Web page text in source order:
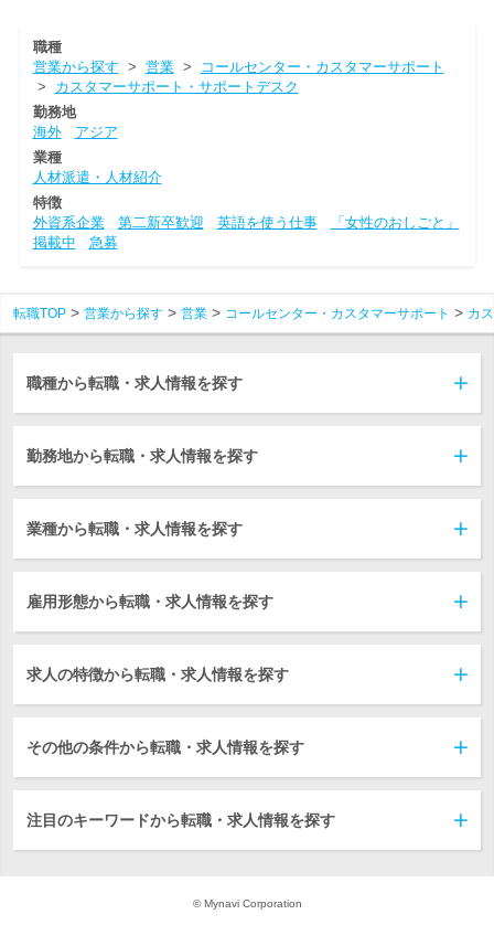
職種
営業から探す > 営業>
コールセンター・カスタマーサポート
> カスタマーサポート・サポートデスク
勤務地
海外
アジア
業種
人材派遣・人材紹介
特徴
外資系企業
第二新卒歓迎 英語を使う仕事
「女性のおしごと」
掲載中
急募
転職TOP 営業から探す 営業 コールセンター・カスタマーサポート カ
職種から転職・求人情報を探す
勤務地から転職・求人情報を探す
業種から転職・求人情報を探す
雇用形態から転職・求人情報を探す
求人の特徴から転職・求人情報を探す
その他の条件から転職・求人情報を探す
注目のキーワードから転職・求人情報を探す
© Mynavi Corporation